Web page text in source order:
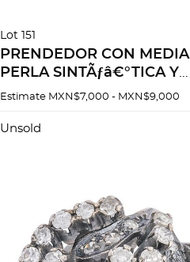
Lot 151
PRENDEDOR CON MEDIA
PERLA SINTÃƒâ€°TICA Y
DIAMANTES EN PLATA
Estimate MXN$7,000 - MXN$9,000
Unsold